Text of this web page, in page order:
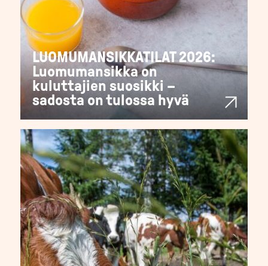
LUOMUMANSIKKATILAT 2026:
Luomumansikka on
kuluttajien suosikki –
sadosta on tulossa hyvä